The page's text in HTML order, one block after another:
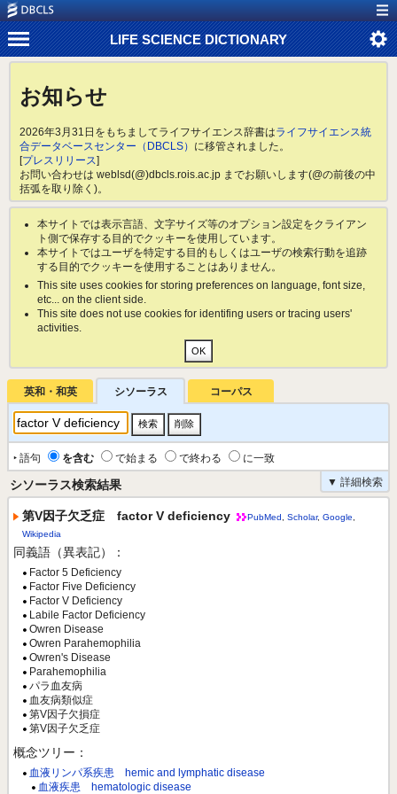
LIFE SCIENCE DICTIONARY
お知らせ
2026年3月31日をもちましてライフサイエンス辞書はライフサイエンス統
合データベースセンター（DBCLS） に移管されました。
[プレスリリース]
お問い合わせは weblsd(@)dbcls.rois.ac.jp までお願いします(@の前後の中
括弧を取り除く)。
本サイトでは表示言語、文字サイズ等のオプション設定をクライアン
ト側で保存する目的でクッキーを使用しています。
本サイトではユーザを特定する目的もしくはユーザの検索行動を追跡
する目的でクッキーを使用することはありません。
This site uses cookies for storing preferences on language, font size,
etc... on the client side.
This site does not use cookies for identifing users or tracing users'
activities.
英和・和英 シソーラス コーパス
‣ 語句 を含む で始まる で終わる
に一致
▼ 詳細検索
シソーラス検索結果
第V因子欠乏症 factor V deficiency PubMed Scholar, Google
Wikipedia
同義語（異表記）：
Factor 5 Deficiency
Factor Five Deficiency
Factor V Deficiency
Labile Factor Deficiency
Owren Disease
Owren Parahemophilia
Owren's Disease
Parahemophilia
パラ血友病
血友病類似症
第V因子欠損症
第V因子欠乏症
概念ツリー：
血液リンパ系疾患 hemic and lymphatic disease
血液疾患 hematologic disease